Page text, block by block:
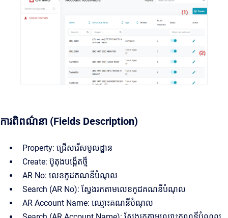
ការពិពណ៌នា (Fields Description)
Property: ជ្រើសរើសមូលដ្ឋាន
Create: ប៊ូតុងបង្កើតថ្មី
AR No: លេខកូដគណនីបំណុល
Search (AR No): ស្វែងរកតាមលេខកូដគណនីបំណុល
AR Account Name: ឈ្មោះគណនីបំណុល